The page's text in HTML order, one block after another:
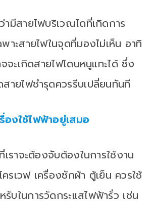
มีสายไฟบริเวณไดที่เกิดการ
าะสายไฟในจุดที่มองไม่เห็น อาทิ
จะเกิดสายไฟโดนหนูแทะได้ ซึ่ง
ายไฟชำรุดควรรีบเปลี่ยนทันที
องใช้ไฟฟ้าอยู่เสมอ
เราจะต้องจับต้องในการใช้งาน
ครเวฟ เครื่องซักผ้า ตู้เย็น ควรใช้
บในการวัดกระแสไฟฟ้ารั่ว เช่น